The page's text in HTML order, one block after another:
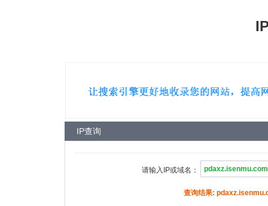
IP查询
请输入IP或域名：
查询结果: